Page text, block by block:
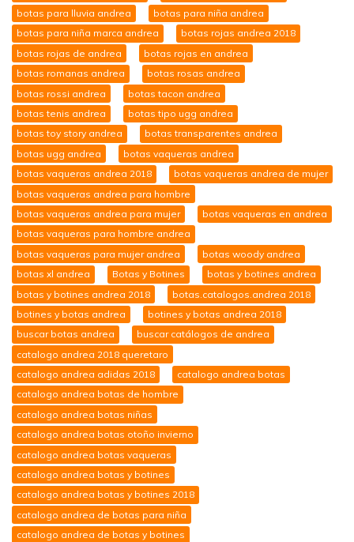
botas para lluvia andrea
botas para niña andrea
botas para niña marca andrea
botas rojas andrea 2018
botas rojas de andrea
botas rojas en andrea
botas romanas andrea
botas rosas andrea
botas rossi andrea
botas tacon andrea
botas tenis andrea
botas tipo ugg andrea
botas toy story andrea
botas transparentes andrea
botas ugg andrea
botas vaqueras andrea
botas vaqueras andrea 2018
botas vaqueras andrea de mujer
botas vaqueras andrea para hombre
botas vaqueras andrea para mujer
botas vaqueras en andrea
botas vaqueras para hombre andrea
botas vaqueras para mujer andrea
botas woody andrea
botas xl andrea
Botas y Botines
botas y botines andrea
botas y botines andrea 2018
botas.catalogos.andrea 2018
botines y botas andrea
botines y botas andrea 2018
buscar botas andrea
buscar catálogos de andrea
catalogo andrea 2018 queretaro
catalogo andrea adidas 2018
catalogo andrea botas
catalogo andrea botas de hombre
catalogo andrea botas niñas
catalogo andrea botas otoño invierno
catalogo andrea botas vaqueras
catalogo andrea botas y botines
catalogo andrea botas y botines 2018
catalogo andrea de botas para niña
catalogo andrea de botas y botines